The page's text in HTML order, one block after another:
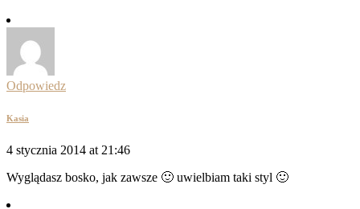
Odpowiedz
Kasia
4 stycznia 2014 at 21:46
Wyglądasz bosko, jak zawsze 🙂 uwielbiam taki styl 🙂